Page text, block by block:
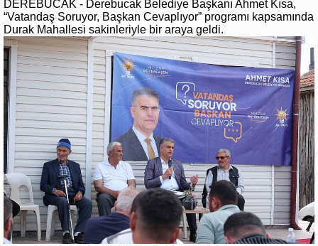
DEREBUCAK - Derebucak Belediye Başkanı Ahmet Kısa,
“Vatandaş Soruyor, Başkan Cevaplıyor” programı kapsamında
Durak Mahallesi sakinleriyle bir araya geldi.